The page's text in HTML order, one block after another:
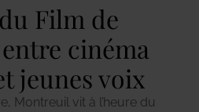
Film de
cinéma
jeunes voix
Montreuil vit à l’heure du